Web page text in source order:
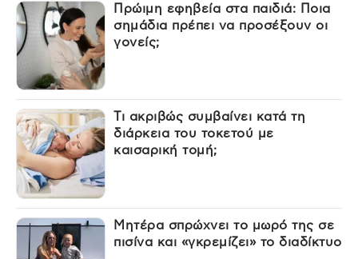
Πρώιμη εφηβεία στα παιδιά: Ποια
σημάδια πρέπει να προσέξουν οι
γονείς;
Τι ακριβώς συμβαίνει κατά τη
διάρκεια του τοκετού με
καισαρική τομή;
Μητέρα σπρώχνει το μωρό της σε
πισίνα και «γκρεμίζει» το διαδίκτυο